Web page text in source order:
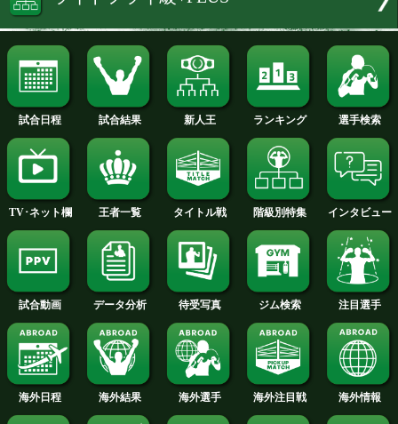
試合速報・勝ち予想結果へ
特集:拳四朗vsブドラー
リングサイドの目
ライトフライ級+PLUS
試合日程 試合結果 新人王 ランキング